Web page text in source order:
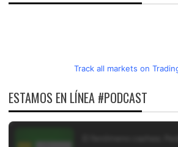
Track all markets on
ESTAMOS EN LÍNEA #PODCAST